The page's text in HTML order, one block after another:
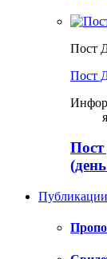
Пост
Пост
Пост
Публикации